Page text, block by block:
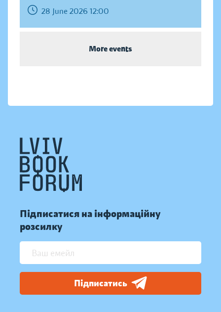
28 June 2026 12:00
More events
Підписатися на інформаційну
розсилку
Підписатись